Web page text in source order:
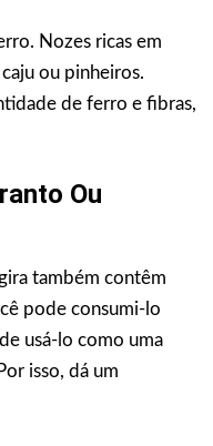
Nozes ricas em
ou pinheiros.
de ferro e fibras,
Ou
também contêm
pode consumi-lo
usá-lo como uma
isso, dá um